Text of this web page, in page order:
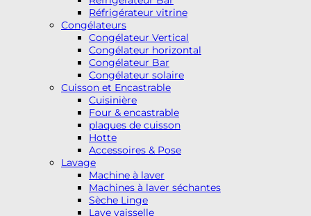
Réfrigérateur vitrine
Congélateurs
Congélateur Vertical
Congélateur horizontal
Congélateur Bar
Congélateur solaire
Cuisson et Encastrable
Cuisinière
Four & encastrable
plaques de cuisson
Hotte
Accessoires & Pose
Lavage
Machine à laver
Machines à laver séchantes
Sèche Linge
Lave vaisselle